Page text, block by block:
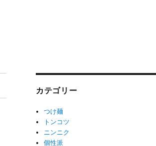
カテゴリー
つけ麺
トンコツ
ニンニク
個性派